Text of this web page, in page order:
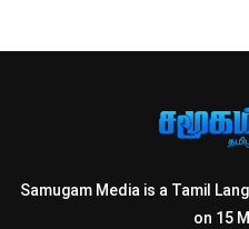
Samugam Media is a Tamil
on 15